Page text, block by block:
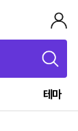
테마